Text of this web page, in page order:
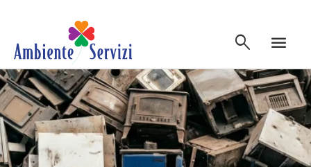
Vai al contenuto principale
search menu